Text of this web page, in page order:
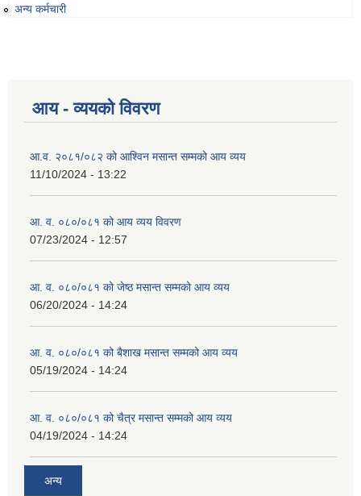
अन्य कर्मचारी
आय - व्ययको विवरण
आ.व. २०८१/०८२ को आश्विन मसान्त सम्मको आय व्यय
11/10/2024 - 13:22
आ. व. ०८०/०८१ को आय व्यय विवरण
07/23/2024 - 12:57
आ. व. ०८०/०८१ को जेष्ठ मसान्त सम्मको आय व्यय
06/20/2024 - 14:24
आ. व. ०८०/०८१ को बैशाख मसान्त सम्मको आय व्यय
05/19/2024 - 14:24
आ. व. ०८०/०८१ को चैत्र मसान्त सम्मको आय व्यय
04/19/2024 - 14:24
अन्य